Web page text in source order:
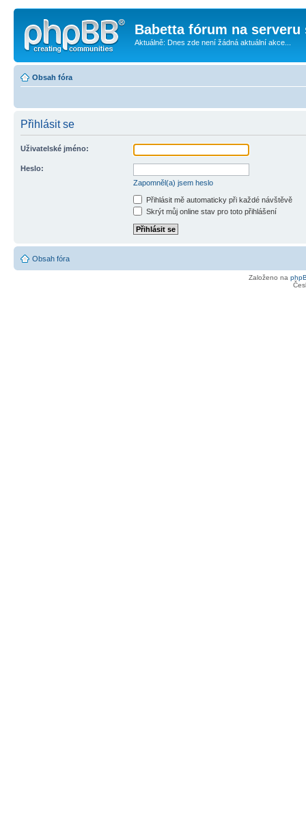
Babetta fórum na serveru
Aktuálně: Dnes zde není žádná aktuální akce...
Obsah fóra
Přihlásit se
Uživatelské jméno:
Heslo:
Zapomněl(a) jsem heslo
Přihlásit mě automaticky při každé návštěvě
Skrýt můj online stav pro toto přihlášení
Obsah fóra
Založeno na